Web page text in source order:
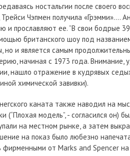
ностальгии после своего
Чэпмен получила «Грэмми».…
и прославляют ее. ”В свои бодрые
британского шоу под
но и является самым
начиная с 1973 года. Внимание,
нашло отражение в кудрявых
химической завивки).
каната также наводил на
(“Плохая модель”, - согласился он)
на местном рынке, а затем
на показ было любезно
от Marks and Spencer на